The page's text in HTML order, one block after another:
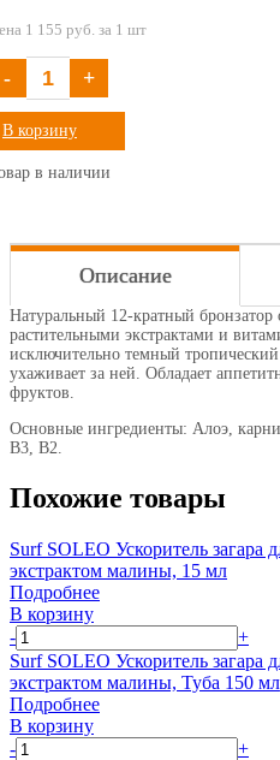
1 155 руб. за 1 шт
- +
В корзину
в наличии
Описание
Натуральный 12-кратный
растительными экстрактами и
исключительно темный
ухаживает за ней. Обладает
фруктов.
Основные ингредиенты: Алоэ,
B3, B2.
Похожие товары
Surf SOLEO Ускоритель загара
экстрактом малины, 15 мл
Подробнее
В корзину
-
+
Surf SOLEO Ускоритель загара
экстрактом малины, Туба 150 мл
Подробнее
В корзину
-
+